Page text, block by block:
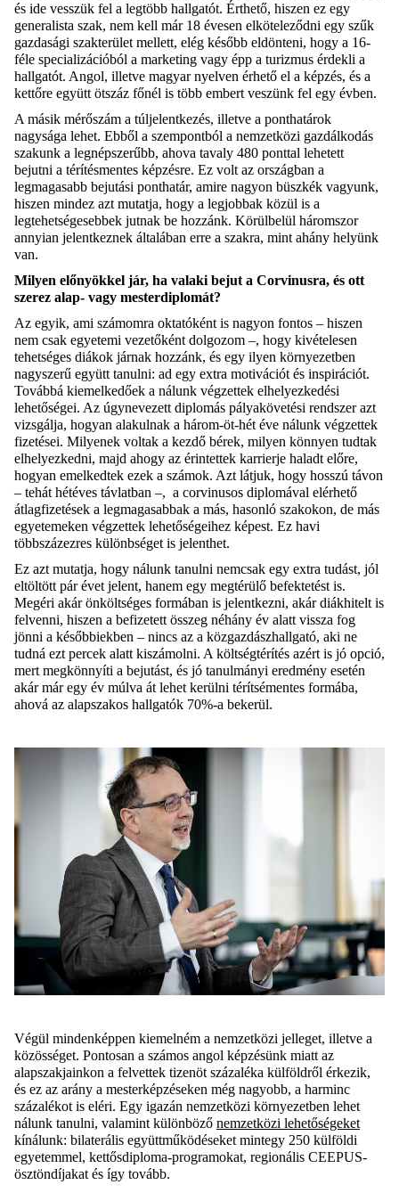
és ide vesszük fel a legtöbb hallgatót. Érthető, hiszen ez egy
generalista szak, nem kell már 18 évesen elköteleződni egy szűk
gazdasági szakterület mellett, elég később eldönteni, hogy a 16-
féle specializációból a marketing vagy épp a turizmus érdekli a
hallgatót. Angol, illetve magyar nyelven érhető el a képzés, és a
kettőre együtt ötszáz főnél is több embert veszünk fel egy évben.
A másik mérőszám a túljelentkezés, illetve a ponthatárok
nagysága lehet. Ebből a szempontból a nemzetközi gazdálkodás
szakunk a legnépszerűbb, ahova tavaly 480 ponttal lehetett
bejutni a térítésmentes képzésre. Ez volt az országban a
legmagasabb bejutási ponthatár, amire nagyon büszkék vagyunk,
hiszen mindez azt mutatja, hogy a legjobbak közül is a
legtehetségesebbek jutnak be hozzánk. Körülbelül háromszor
annyian jelentkeznek általában erre a szakra, mint ahány helyünk
van.
Milyen előnyökkel jár, ha valaki bejut a Corvinusra, és ott
szerez alap- vagy mesterdiplomát?
Az egyik, ami számomra oktatóként is nagyon fontos – hiszen
nem csak egyetemi vezetőként dolgozom –, hogy kivételesen
tehetséges diákok járnak hozzánk, és egy ilyen környezetben
nagyszerű együtt tanulni: ad egy extra motivációt és inspirációt.
Továbbá kiemelkedőek a nálunk végzettek elhelyezkedési
lehetőségei. Az úgynevezett diplomás pályakövetési rendszer azt
vizsgálja, hogyan alakulnak a három-öt-hét éve nálunk végzettek
fizetései. Milyenek voltak a kezdő bérek, milyen könnyen tudtak
elhelyezkedni, majd ahogy az érintettek karrierje haladt előre,
hogyan emelkedtek ezek a számok. Azt látjuk, hogy hosszú távon
– tehát hétéves távlatban –, a corvinusos diplomával elérhető
átlagfizetések a legmagasabbak a más, hasonló szakokon, de más
egyetemeken végzettek lehetőségeihez képest. Ez havi
többszázezres különbséget is jelenthet.
Ez azt mutatja, hogy nálunk tanulni nemcsak egy extra tudást, jól
eltöltött pár évet jelent, hanem egy megtérülő befektetést is.
Megéri akár önköltséges formában is jelentkezni, akár diákhitelt is
felvenni, hiszen a befizetett összeg néhány év alatt vissza fog
jönni a későbbiekben – nincs az a közgazdászhallgató, aki ne
tudná ezt percek alatt kiszámolni. A költségtérítés azért is jó opció,
mert megkönnyíti a bejutást, és jó tanulmányi eredmény esetén
akár már egy év múlva át lehet kerülni térítsémentes formába,
ahová az alapszakos hallgatók 70%-a bekerül.
Végül mindenképpen kiemelném a nemzetközi jelleget, illetve a
közösséget. Pontosan a számos angol képzésünk miatt az
alapszakjainkon a felvettek tizenöt százaléka külföldről érkezik,
és ez az arány a mesterképzéseken még nagyobb, a harminc
százalékot is eléri. Egy igazán nemzetközi környezetben lehet
nálunk tanulni, valamint különböző nemzetközi lehetőségeket
kínálunk: bilaterális együttműködéseket mintegy 250 külföldi
egyetemmel, kettősdiploma-programokat, regionális CEEPUS-
ösztöndíjakat és így tovább.